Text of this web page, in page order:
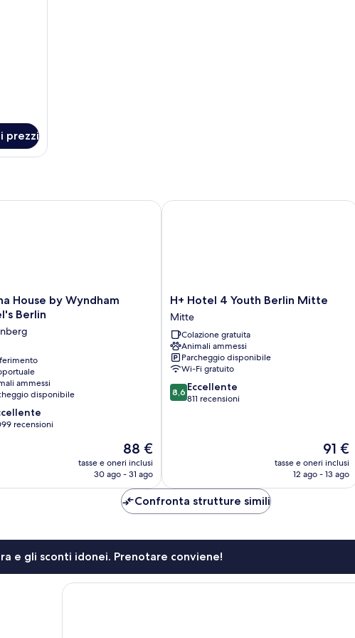
prezzi
House by Wyndham
Berlin
ammessi
disponibile
recensioni
Il
prezzo
attuale
88 €
88 €
tasse e oneri inclusi
30 ago - 31 ago
House by Wyndham Andel's Berlin
H+
Hotel
4
Youth
Berlin
Mitte
Mitte
H+ Hotel 4 Youth Berlin Mitte
Mitte
Colazione gratuita
Animali ammessi
Parcheggio disponibile
Wi-Fi gratuito
8.6
su
8,6 Eccellente
811 recensioni
Il
prezzo
attuale
91 €
tasse e oneri inclusi
12 ago - 13 ago
H+ Hotel 4 Youth Berlin Mitte
Confronta strutture simili
e gli sconti idonei. Prenotare conviene!